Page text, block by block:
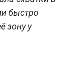
быстро
зону у